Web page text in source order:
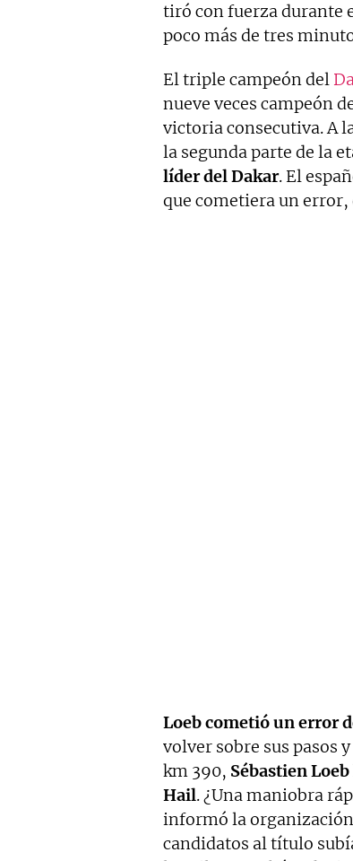
tiró con fuerza durante
poco más de tres
El triple campeón del
nueve veces campeón
victoria consecutiva. A
la segunda parte de la
líder del Dakar. El
que cometiera un
Loeb cometió un error
volver sobre sus pasos
km 390, Sébastien
Hail. ¿Una maniobra
informó la
candidatos al título